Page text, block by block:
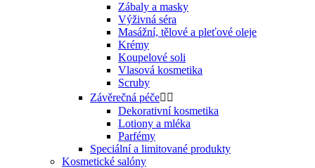
Zábaly a masky
Výživná séra
Masážní, tělové a pleťové oleje
Krémy
Koupelové soli
Vlasová kosmetika
Scruby
Závěrečná péče 
Dekorativní kosmetika
Lotiony a mléka
Parfémy
Speciální a limitované produkty
Kosmetické salóny